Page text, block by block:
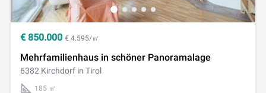
€ 850.000 € 4.595/㎡
Mehrfamilienhaus in schöner Panoramalage
6382 Kirchdorf in Tirol
185 ㎡